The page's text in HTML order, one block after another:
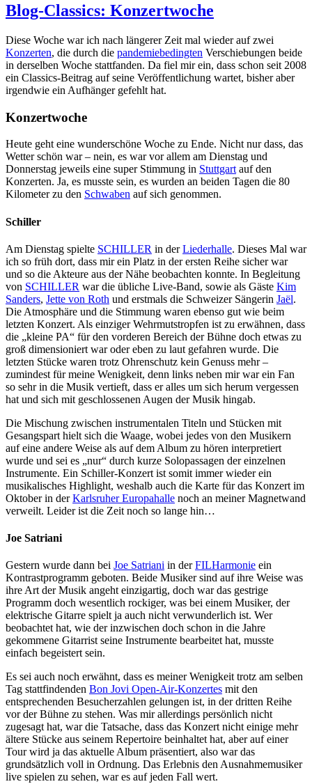
Blog-Classics: Konzertwoche
Diese Woche war ich nach längerer Zeit mal wieder auf zwei
Konzerten, die durch die pandemiebedingten Verschiebungen beide
in derselben Woche stattfanden. Da fiel mir ein, dass schon seit 2008
ein Classics-Beitrag auf seine Veröffentlichung wartet, bisher aber
irgendwie ein Aufhänger gefehlt hat.
Konzertwoche
Heute geht eine wunderschöne Woche zu Ende. Nicht nur dass, das
Wetter schön war – nein, es war vor allem am Dienstag und
Donnerstag jeweils eine super Stimmung in Stuttgart auf den
Konzerten. Ja, es musste sein, es wurden an beiden Tagen die 80
Kilometer zu den Schwaben auf sich genommen.
Schiller
Am Dienstag spielte SCHILLER in derLiederhalle. Dieses Mal war
ich so früh dort, dass mir ein Platz in der ersten Reihe sicher war
und so die Akteure aus der Nähe beobachten konnte. In Begleitung
von SCHILLER war die übliche Live-Band, sowie als Gäste Kim
Sanders, Jette von Roth und erstmals die Schweizer Sängerin Jaël.
Die Atmosphäre und die Stimmung waren ebenso gut wie beim
letzten Konzert. Als einziger Wehrmutstropfen ist zu erwähnen, dass
die „kleine PA“ für den vorderen Bereich der Bühne doch etwas zu
groß dimensioniert war oder eben zu laut gefahren wurde. Die
letzten Stücke waren trotz Ohrenschutz kein Genuss mehr –
zumindest für meine Wenigkeit, denn links neben mir war ein Fan
so sehr in die Musik vertieft, dass er alles um sich herum vergessen
hat und sich mit geschlossenen Augen der Musik hingab.
Die Mischung zwischen instrumentalen Titeln und Stücken mit
Gesangspart hielt sich die Waage, wobei jedes von den Musikern
auf eine andere Weise als auf dem Album zu hören interpretiert
wurde und sei es „nur“ durch kurze Solopassagen der einzelnen
Instrumente. Ein Schiller-Konzert ist somit immer wieder ein
musikalisches Highlight, weshalb auch die Karte für das Konzert im
Oktober in derKarlsruherEuropahalle noch an meiner Magnetwand
verweilt. Leider ist die Zeit noch so lange hin…
Joe Satriani
Gestern wurde dann bei Joe Satriani in derFILHarmonie ein
Kontrastprogramm geboten. Beide Musiker sind auf ihre Weise was
ihre Art der Musik angeht einzigartig, doch war das gestrige
Programm doch wesentlich rockiger, was bei einem Musiker, der
elektrische Gitarre spielt ja auch nicht verwunderlich ist. Wer
beobachtet hat, wie der inzwischen doch schon in die Jahre
gekommene Gitarrist seine Instrumente bearbeitet hat, musste
einfach begeistert sein.
Es sei auch noch erwähnt, dass es meiner Wenigkeit trotz am selben
Tag stattfindenden Bon Jovi Open-Air-Konzertes mit den
entsprechenden Besucherzahlen gelungen ist, in der dritten Reihe
vor der Bühne zu stehen. Was mir allerdings persönlich nicht
zugesagt hat, war die Tatsache, dass das Konzert nicht einige mehr
ältere Stücke aus seinem Repertoire beinhaltet hat, aber auf einer
Tour wird ja das aktuelle Album präsentiert, also war das
grundsätzlich voll in Ordnung. Das Erlebnis den Ausnahmemusiker
live spielen zu sehen, war es auf jeden Fall wert.